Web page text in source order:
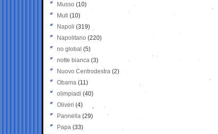
Musso (10)
Muti (10)
Napoli (319)
Napolitano (220)
no global (5)
notte bianca (3)
Nuovo Centrodestra (2)
Obama (11)
olimpiadi (40)
Oliveri (4)
Pannella (29)
Papa (33)